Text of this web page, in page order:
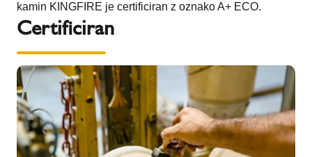
kamin KINGFIRE je certificiran z oznako A+ ECO.
Certificiran